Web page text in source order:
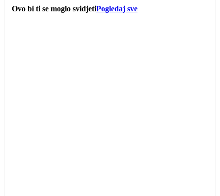
Ovo bi ti se moglo svidjetiPogledaj sve